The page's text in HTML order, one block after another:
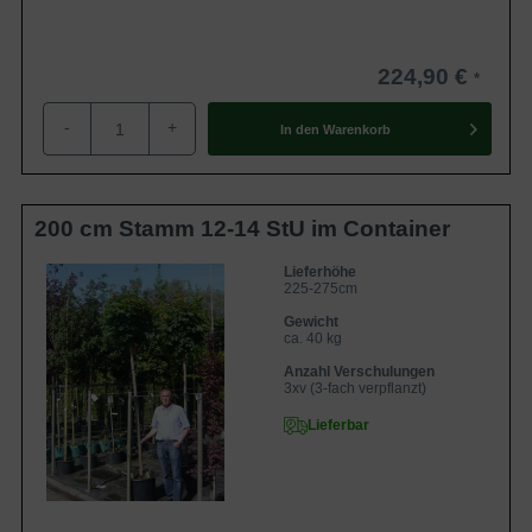
Im Herbst schmücken die circa 4 cm langen Spaltfrüchte
zwei Fruchtflügel. Bei ausreichender Reife schweben sie
Wildtiere im Winter als Futterquelle.
Standorttolerantes Gehölz mit wenig Ansprüchen
an den Boden
Die Selektion ’Globosum‘ gilt als standorttolerant und
robust. Sie toleriert alle Bodenarten, reagiert aber sensibel
auf moorigen Boden und Staunässe. Ein allzu feuchter
Untergrund sollte daher vermieden werden.
224,90 €
- + In den Warenkorb
200 cm Stamm 12-14 StU im Container
Lieferhöhe
225-275cm
Gewicht
ca. 40 kg
Anzahl Verschulungen
3xv (3-fach verpflanzt)
Lieferbar